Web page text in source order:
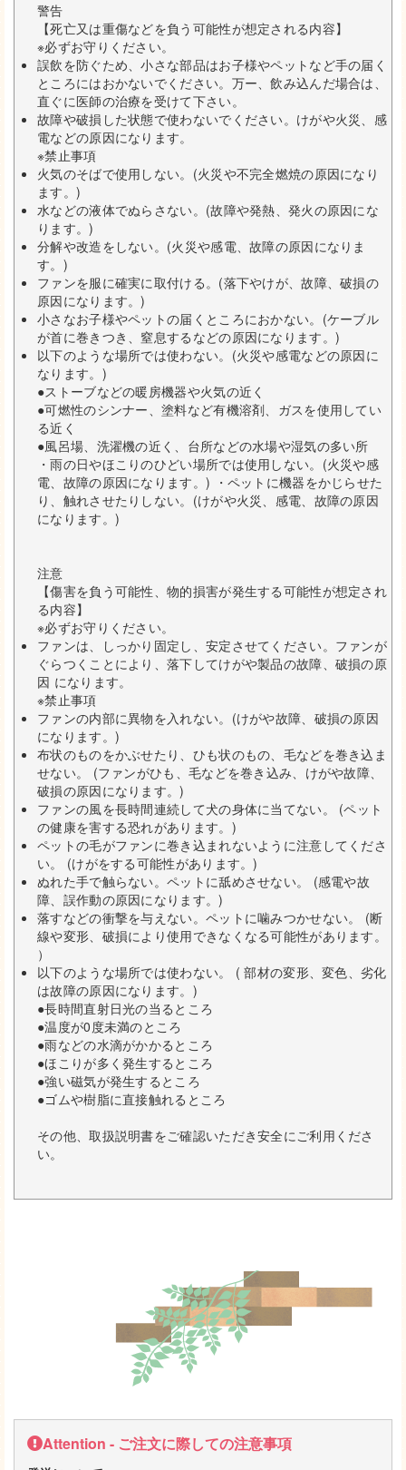
警告
【死亡又は重傷などを負う可能性が想定される内容】
※必ずお守りください。
誤飲を防ぐため、小さな部品はお子様やペットなど手の届く
ところにはおかないでください。万ー、飲み込んだ場合は、
直ぐに医師の治療を受けて下さい。
故障や破損した状態で使わないでください。けがや火災、感
電などの原因になります。
※禁止事項
火気のそばで使用しない。(火災や不完全燃焼の原因になり
ます。)
水などの液体でぬらさない。(故障や発熱、発火の原因にな
ります。)
分解や改造をしない。(火災や感電、故障の原因になりま
す。)
ファンを服に確実に取付ける。(落下やけが、故障、破損の
原因になります。)
小さなお子様やペットの届くところにおかない。(ケーブル
が首に巻きつき、窒息するなどの原因になります。)
以下のような場所では使わない。(火災や感電などの原因に
なります。)
●ストーブなどの暖房機器や火気の近く
●可燃性のシンナー、塗料など有機溶剤、ガスを使用してい
る近く
●風呂場、洗濯機の近く、台所などの水場や湿気の多い所
・雨の日やほこりのひどい場所では使用しない。(火災や感
電、故障の原因になります。) ・ペットに機器をかじらせた
り、触れさせたりしない。(けがや火災、感電、故障の原因
になります。)
注意
【傷害を負う可能性、物的損害が発生する可能性が想定され
る内容】
※必ずお守りください。
ファンは、しっかり固定し、安定させてください。ファンが
ぐらつくことにより、落下してけがや製品の故障、破損の原
因 になります。
※禁止事項
ファンの内部に異物を入れない。(けがや故障、破損の原因
になります。)
布状のものをかぶせたり、ひも状のもの、毛などを巻き込ま
せない。 (ファンがひも、毛などを巻き込み、けがや故障、
破損の原因になります。)
ファンの風を長時間連続して犬の身体に当てない。 (ペット
の健康を害する恐れがあります。)
ペットの毛がファンに巻き込まれないように注意してくださ
い。 (けがをする可能性があります。)
ぬれた手で触らない。ペットに舐めさせない。 (感電や故
障、誤作動の原因になります。)
落すなどの衝撃を与えない。ペットに噛みつかせない。 (断
線や変形、破損により使用できなくなる可能性があります。
）
以下のような場所では使わない。 ( 部材の変形、変色、劣化
は故障の原因になります。)
●長時間直射日光の当るところ
●温度が0度未満のところ
●雨などの水滴がかかるところ
●ほこりが多く発生するところ
●強い磁気が発生するところ
●ゴムや樹脂に直接触れるところ
その他、取扱説明書をご確認いただき安全にご利用くださ
い。
Attention - ご注文に際しての注意事項